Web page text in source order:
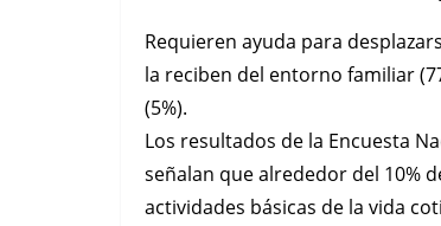
Requieren ayuda para
la reciben del entorno familiar
(5%).
Los resultados de la Encuesta
señalan que alrededor del 10%
actividades básicas de la vida